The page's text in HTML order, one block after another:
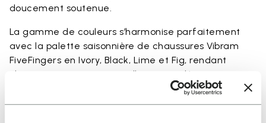
doucement soutenue.
La gamme de couleurs s’harmonise parfaitement
avec la palette saisonnière de chaussures Vibram
FiveFingers en Ivory, Black, Lime et Fig, rendant
chaque association naturelle et complète.
Disponible en trois hauteurs pour accompagner votre